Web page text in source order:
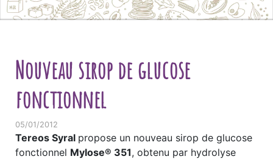
Nouveau sirop de glucose
fonctionnel
05/01/2012
Tereos Syral propose un nouveau sirop de glucose
fonctionnel Mylose® 351, obtenu par hydrolyse